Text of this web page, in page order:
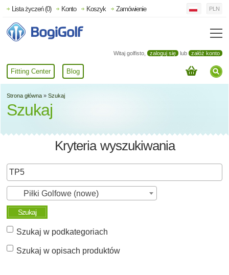
Witaj golfisto, zaloguj się lub załóż konto
Fitting Center Blog
Lista życzeń (0) Konto Koszyk Zamówienie PLN
Strona główna » Szukaj
Szukaj
Kryteria wyszukiwania
Piłki Golfowe (nowe)
Szukaj
Szukaj w podkategoriach
Szukaj w opisach produktów